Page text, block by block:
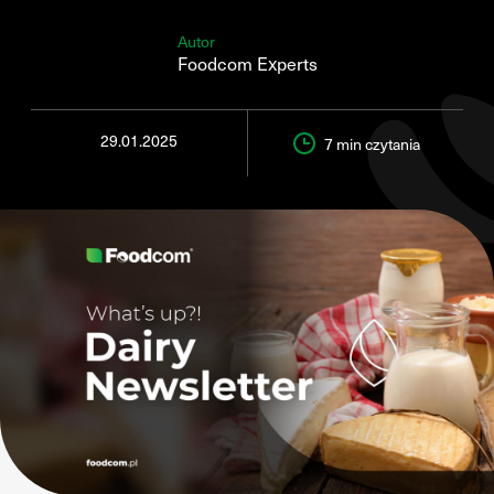
Autor
Foodcom Experts
29.01.2025 7 min czytania